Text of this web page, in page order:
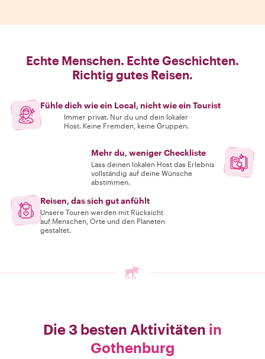
Echte Menschen. Echte Geschichten.
Richtig gutes Reisen.
Fühle dich wie ein Local, nicht wie ein Tourist
Immer privat. Nur du und dein lokaler
Host. Keine Fremden, keine Gruppen.
Mehr du, weniger Checkliste
Lass deinen lokalen Host das Erlebnis
vollständig auf deine Wünsche
abstimmen.
Reisen, das sich gut anfühlt
Unsere Touren werden mit Rücksicht
auf Menschen, Orte und den Planeten
gestaltet.
Die 3 besten Aktivitäten in
Gothenburg